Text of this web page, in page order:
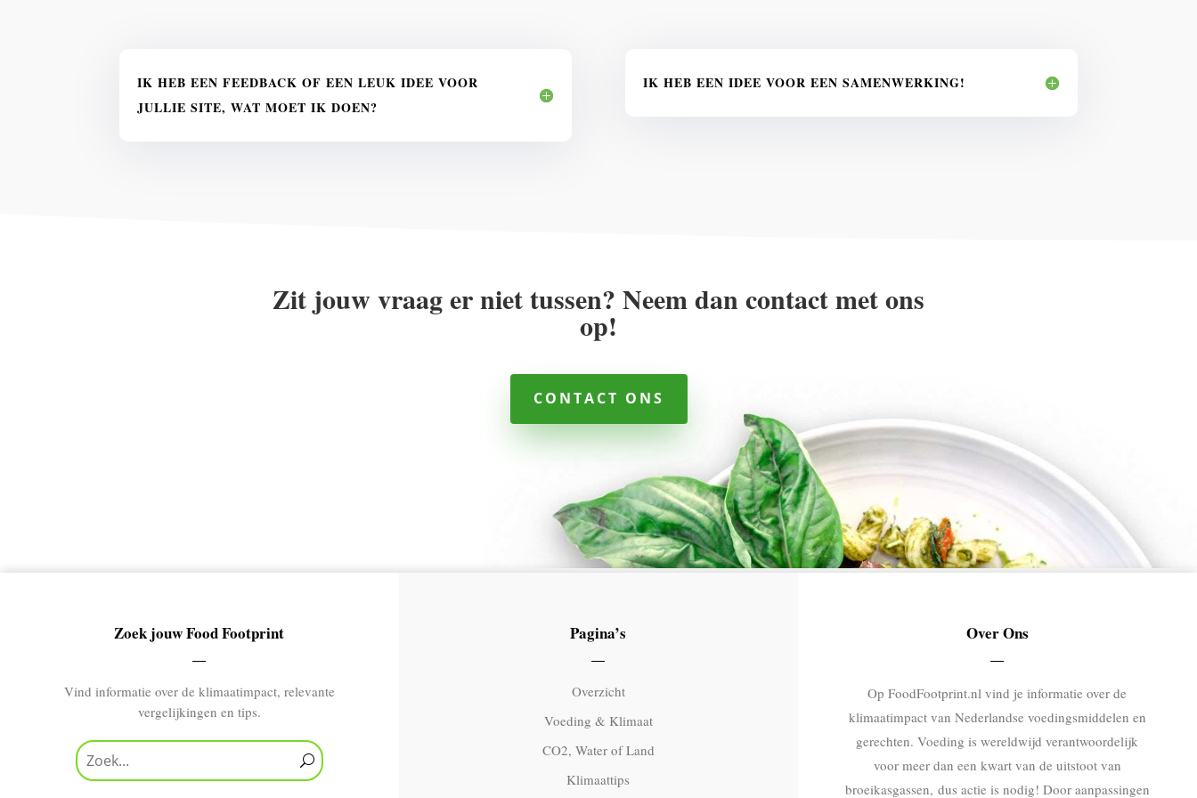
IK HEB EEN FEEDBACK OF EEN LEUK IDEE VOOR
JULLIE SITE, WAT MOET IK DOEN?
IK HEB EEN IDEE VOOR EEN SAMENWERKING!
Zit jouw vraag er niet tussen? Neem dan contact met ons
op!
CONTACT ONS
Zoek jouw Food Footprint
Vind informatie over de klimaatimpact, relevante
vergelijkingen en tips.
Pagina’s
Overzicht
Voeding & Klimaat
CO2, Water of Land
Klimaattips
Over Ons
Op FoodFootprint.nl vind je informatie over de
klimaatimpact van Nederlandse voedingsmiddelen en
gerechten. Voeding is wereldwijd verantwoordelijk
voor meer dan een kwart van de uitstoot van
broeikasgassen, dus actie is nodig! Door aanpassingen